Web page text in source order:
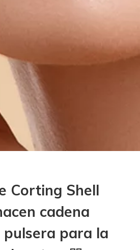
Corting Shell
cadena
para la